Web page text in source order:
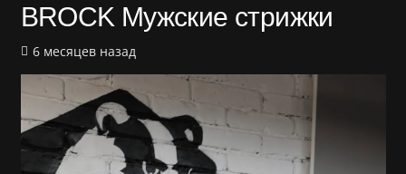
BROCK Мужские стрижки
6 месяцев назад